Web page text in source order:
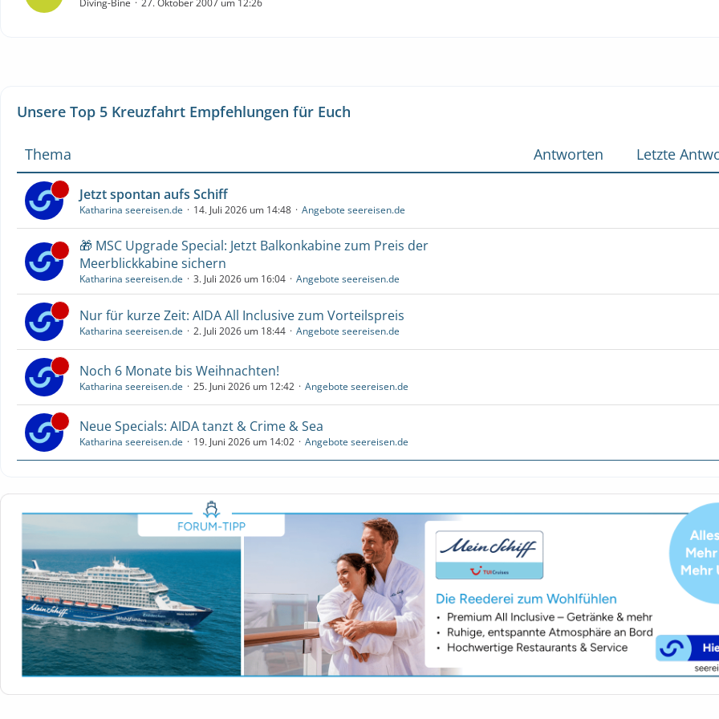
Unsere Top 5 Kreuzfahrt Empfehlungen für Euch
Thema Antworten Letzte
Jetzt spontan aufs Schiff
Katharina seereisen.de 14. Juli 2026 um 14:48 Angebote seereisen.de
🎁 MSC Upgrade Special: Jetzt Balkonkabine zum Preis der
Meerblickkabine sichern
Katharina seereisen.de 3. Juli 2026 um 16:04 Angebote seereisen.de
Nur für kurze Zeit: AIDA All Inclusive zum Vorteilspreis
Katharina seereisen.de 2. Juli 2026 um 18:44 Angebote seereisen.de
Noch 6 Monate bis Weihnachten!
Katharina seereisen.de 25. Juni 2026 um 12:42 Angebote seereisen.de
Neue Specials: AIDA tanzt & Crime & Sea
Katharina seereisen.de 19. Juni 2026 um 14:02 Angebote seereisen.de